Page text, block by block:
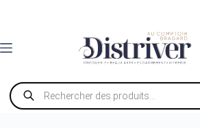
Recherche
de
produits